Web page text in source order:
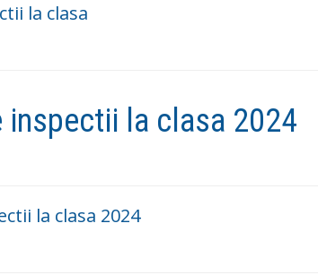
la clasa
inspectii la clasa 2024
la clasa 2024